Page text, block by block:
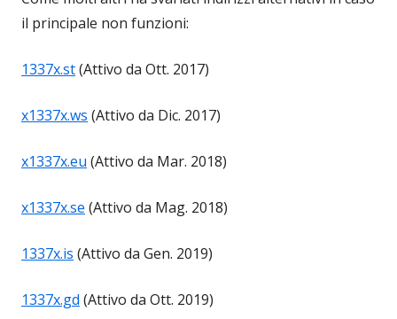
il principale non funzioni:
1337x.st(Attivo da Ott. 2017)
x1337x.ws (Attivo da Dic. 2017)
x1337x.eu (Attivo da Mar. 2018)
x1337x.se (Attivo da Mag. 2018)
1337x.is (Attivo da Gen. 2019)
1337x.gd (Attivo da Ott. 2019)